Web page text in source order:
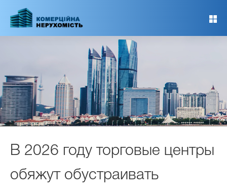
основного
В 2026 году торговые центры
обяжут обустраивать